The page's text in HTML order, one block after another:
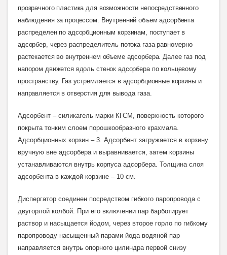
прозрачного пластика для возможности непосредственного
наблюдения за процессом. Внутренний объем адсорбента
распределен по адсорбционным корзинам, поступает в
адсорбер, через распределитель потока газа равномерно
растекается во внутреннем объеме адсорбера. Далее газ под
напором движется вдоль стенок адсорбера по кольцевому
пространству. Газ устремляется в адсорбционные корзины и
направляется в отверстия для вывода газа.
Адсорбент – силикагель марки КГСМ, поверхность которого
покрыта тонким слоем порошкообразного крахмала.
Адсорбционных корзин – 3. Адсорбент загружается в корзину
вручную вне адсорбера и выравнивается, затем корзины
устанавливаются внутрь корпуса адсорбера. Толщина слоя
адсорбента в каждой корзине – 10 см.
Диспергатор соединен посредством гибкого паропровода с
двугорлой колбой. При его включении пар барботирует
раствор и насыщается йодом, через второе горло по гибкому
паропроводу насыщенный парами йода водяной пар
направляется внутрь опорного цилиндра первой снизу